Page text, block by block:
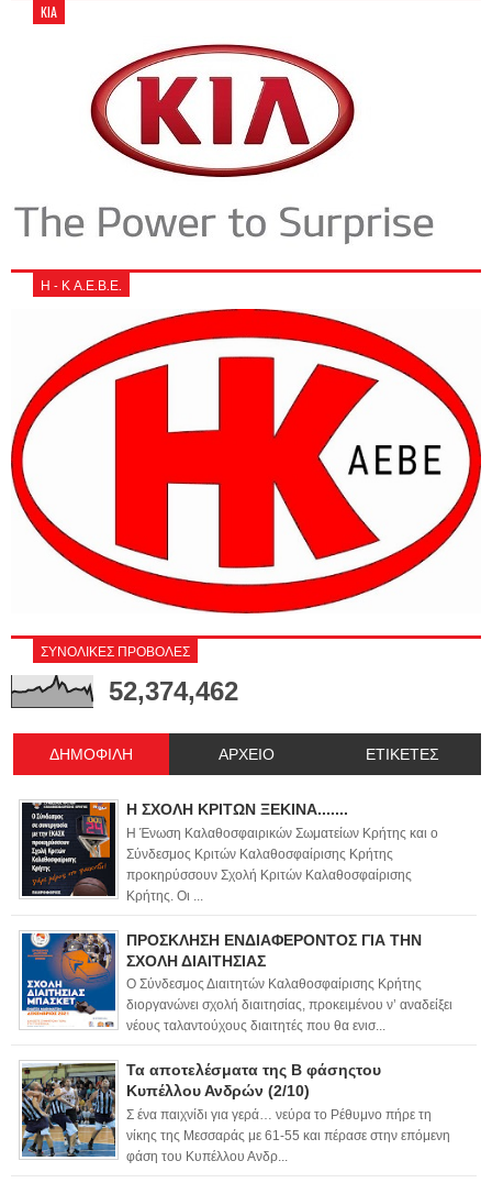
KIA
Η - Κ Α.Ε.Β.Ε.
ΣΥΝΟΛΙΚΕΣ ΠΡΟΒΟΛΕΣ
52,374,462
ΔΗΜΟΦΙΛΗ ΑΡΧΕΙΟ ΕΤΙΚΕΤΕΣ
Η ΣΧΟΛΗ ΚΡΙΤΩΝ ΞΕΚΙΝΑ.......
Η Ένωση Καλαθοσφαιρικών Σωματείων Κρήτης και ο
Σύνδεσμος Κριτών Καλαθοσφαίρισης Κρήτης
προκηρύσσουν Σχολή Κριτών Καλαθοσφαίρισης
Κρήτης. Οι ...
ΠΡΟΣΚΛΗΣΗ ΕΝΔΙΑΦΕΡΟΝΤΟΣ ΓΙΑ ΤΗΝ
ΣΧΟΛΗ ΔΙΑΙΤΗΣΙΑΣ
Ο Σύνδεσμος Διαιτητών Καλαθοσφαίρισης Κρήτης
διοργανώνει σχολή διαιτησίας, προκειμένου ν’ αναδείξει
νέους ταλαντούχους διαιτητές που θα ενισ...
Τα αποτελέσματα της Β φάσηςτου
Κυπέλλου Ανδρών (2/10)
Σ ένα παιχνίδι για γερά… νεύρα το Ρέθυμνο πήρε τη
νίκης της Μεσσαράς με 61-55 και πέρασε στην επόμενη
φάση του Κυπέλλου Ανδρ...